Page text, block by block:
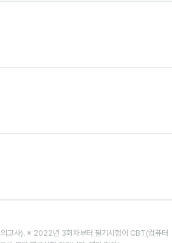
의고사). ※ 2022년 3회차부터 필기시험이 CBT(컴퓨터